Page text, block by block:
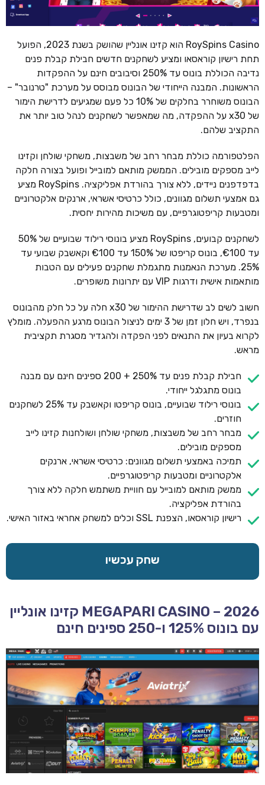
RoySpins Casino הוא קזינו אונליין שהושק בשנת 2023, הפועל
תחת רישיון קוראסאו ומציע לשחקנים חדשים חבילת קבלת פנים
נדיבה הכוללת בונוס עד 250% וסיבובים חינם על ההפקדות
הראשונות. המבנה הייחודי של הבונוס מבוסס על מערכת "טרנובר" –
הבונוס משוחרר בחלקים של 10% כל פעם שמגיעים לדרישת הימור
של x30 על ההפקדה, מה שמאפשר לשחקנים לנהל טוב יותר את
התקציב שלהם.
הפלטפורמה כוללת מבחר רחב של משבצות, משחקי שולחן וקזינו
לייב מספקים מובילים. הממשק מותאם למובייל ופועל בצורה חלקה
בדפדפנים ניידים, ללא צורך בהורדת אפליקציה. RoySpins מציע
גם אמצעי תשלום מגוונים, כולל כרטיסי אשראי, ארנקים אלקטרוניים
ומטבעות קריפטוגרפיים, עם משיכות מהירות יחסית.
לשחקנים קבועים, RoySpins מציע בונוסי רילוד שבועיים של 50%
עד €100, בונוס קריפטו של 150% עד €100 וקאשבק שבועי עד
25%. מערכת הנאמנות מתגמלת שחקנים פעילים עם הטבות
מותאמות אישית ודרגות VIP עם יתרונות משופרים.
חשוב לשים לב שדרישת ההימור של x30 חלה על כל חלק מהבונוס
בנפרד, ויש חלון זמן של 3 ימים לניצול הבונוס מרגע ההפעלה. מומלץ
לקרוא בעיון את התנאים לפני הפקדה ולהגדיר מסגרת תקציבית
מראש.
חבילת קבלת פנים עד 250% + 200 ספינים חינם עם מבנה
בונוס מתגלגל ייחודי.
בונוסי רילוד שבועיים, בונוס קריפטו וקאשבק עד 25% לשחקנים
חוזרים.
מבחר רחב של משבצות, משחקי שולחן ושולחנות קזינו לייב
מספקים מובילים.
תמיכה באמצעי תשלום מגוונים: כרטיסי אשראי, ארנקים
אלקטרוניים ומטבעות קריפטוגרפיים.
ממשק מותאם למובייל עם חוויית משתמש חלקה ללא צורך
בהורדת אפליקציה.
רישיון קוראסאו, הצפנת SSL וכלים למשחק אחראי באזור האישי.
שחק עכשיו
MEGAPARI CASINO – 2026 קזינו אונליין
עם בונוס 125% ו-250 ספינים חינם